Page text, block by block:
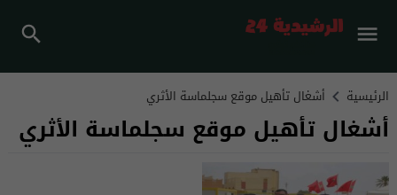
الرئيسية أشغال تأهيل موقع سجلماسة الأثري
أشغال تأهيل موقع سجلماسة الأثري